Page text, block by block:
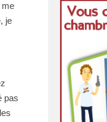
me
je
pas